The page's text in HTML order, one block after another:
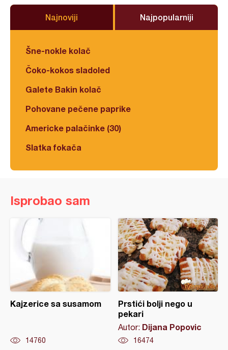
Najnoviji Najpopularniji
Šne-nokle kolač
Čoko-kokos sladoled
Galete Bakin kolač
Pohovane pečene paprike
Americke palačinke (30)
Slatka fokača
Isprobao sam
Kajzerice sa susamom
14760
Prstići bolji nego u
pekari
Autor: Dijana Popovic
16474